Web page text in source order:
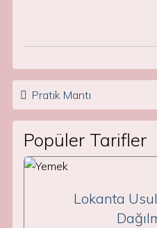
Post navigation
Pratik Mantı
Popüler Tarifler
Lokanta